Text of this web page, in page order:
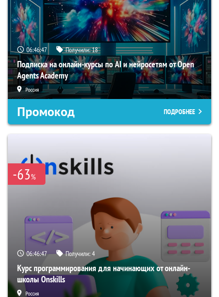
06:46:46 Получили:18
Подписка на онлайн-курсы по AI и нейросетям от Open
Agents Academy
Россия
Промокод ПОДРОБНЕЕ
-63%
06:46:46 Получили:4
Курс программирования для начинающих от онлайн-
школы Onskills
Россия